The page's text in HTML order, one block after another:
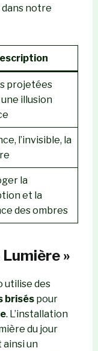
dans notre
projetées
illusion
l’invisible, la
la
et la
des ombres
»
utilise des
briséspour
. L’installation
du jour
ainsi un